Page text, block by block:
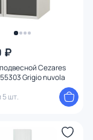
₽
Cezares
55303 Grigio nuvola
5 шт.